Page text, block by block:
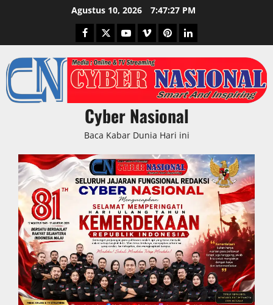
Agustus 10, 2026 7:47:29 PM
Facebook
TwitterYoutubeVimeoPinterestLinkedIn
Cyber Nasional
Baca Kabar Dunia Hari ini